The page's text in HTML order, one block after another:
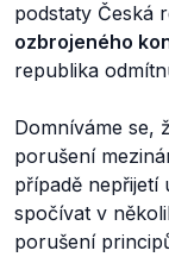
podstaty Česká
ozbrojeného
republika
Domníváme se,
porušení
případě nepřijetí
spočívat v
porušení